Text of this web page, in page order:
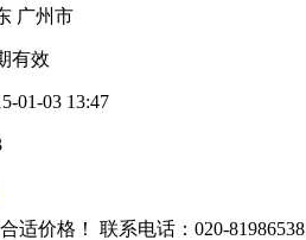
广州市
有效
01-03 13:47
适价格！ 联系电话： 020-81986538